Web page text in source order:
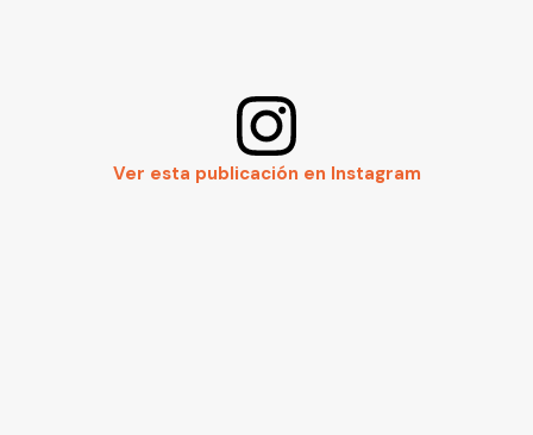
Ver esta publicación en Instagram